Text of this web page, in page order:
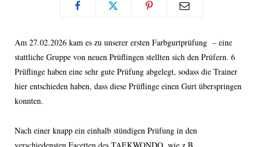
Am 27.02.2026 kam es zu unserer ersten Farbgurtprüfung – eine
stattliche Gruppe von neuen Prüflingen stellten sich den Prüfern. 6
Prüflinge haben eine sehr gute Prüfung abgelegt, sodass die Trainer
hier entschieden haben, dass diese Prüflinge einen Gurt überspringen
konnten.
Nach einer knapp ein einhalb stündigen Prüfung in den